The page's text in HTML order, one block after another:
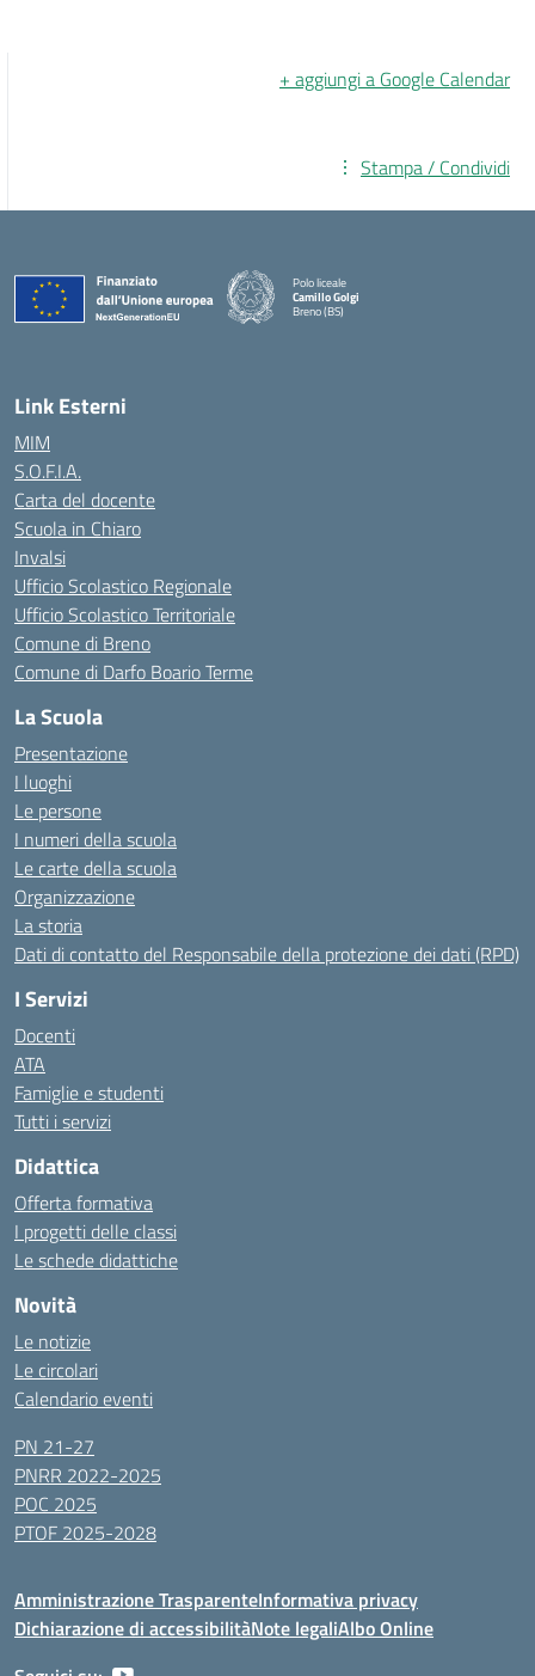
+ aggiungi a Google Calendar
Stampa / Condividi
Polo liceale
Camillo Golgi
Breno (BS)
Link Esterni
MIM
S.O.F.I.A.
Carta del docente
Scuola in Chiaro
Invalsi
Ufficio Scolastico Regionale
Ufficio Scolastico Territoriale
Comune di Breno
Comune di Darfo Boario Terme
La Scuola
Presentazione
I luoghi
Le persone
I numeri della scuola
Le carte della scuola
Organizzazione
La storia
Dati di contatto del Responsabile della protezione dei dati (RPD)
I Servizi
Docenti
ATA
Famiglie e studenti
Tutti i servizi
Didattica
Offerta formativa
I progetti delle classi
Le schede didattiche
Novità
Le notizie
Le circolari
Calendario eventi
PN 21-27
PNRR 2022-2025
POC 2025
PTOF 2025-2028
Amministrazione TrasparenteInformativa privacy
Dichiarazione di accessibilitàNote legaliAlbo Online